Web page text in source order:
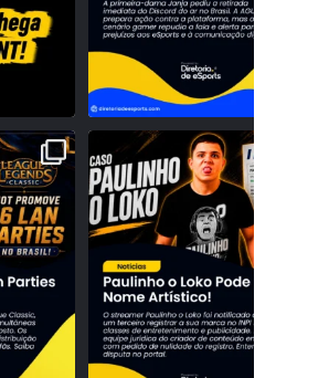
O BRASIL!
...
PROBLEMAS NO REGISTRO! PAULINHO
O LOKO PODE PERDER
159